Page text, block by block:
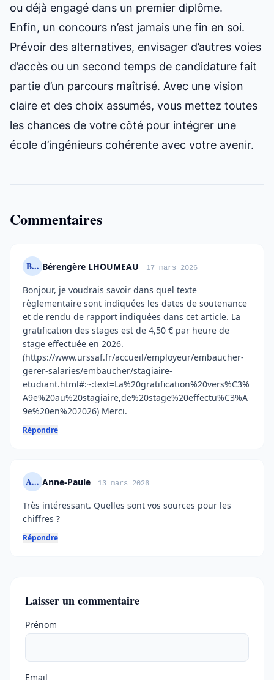
ou déjà engagé dans un premier diplôme.
Enfin, un concours n’est jamais une fin en soi.
Prévoir des alternatives, envisager d’autres voies
d’accès ou un second temps de candidature fait
partie d’un parcours maîtrisé. Avec une vision
claire et des choix assumés, vous mettez toutes
les chances de votre côté pour intégrer une
école d’ingénieurs cohérente avec votre avenir.
Commentaires
B... Bérengère LHOUMEAU 17 mars 2026
Bonjour, je voudrais savoir dans quel texte
règlementaire sont indiquées les dates de soutenance
et de rendu de rapport indiquées dans cet article. La
gratification des stages est de 4,50 € par heure de
stage effectuée en 2026.
(https://www.urssaf.fr/accueil/employeur/embaucher-
gerer-salaries/embaucher/stagiaire-
etudiant.html#:~:text=La%20gratification%20vers%C3%
A9e%20au%20stagiaire,de%20stage%20effectu%C3%A
9e%20en%202026) Merci.
Répondre
A... Anne-Paule 13 mars 2026
Très intéressant. Quelles sont vos sources pour les
chiffres ?
Répondre
Laisser un commentaire
Ne pas remplir
Prénom
Email